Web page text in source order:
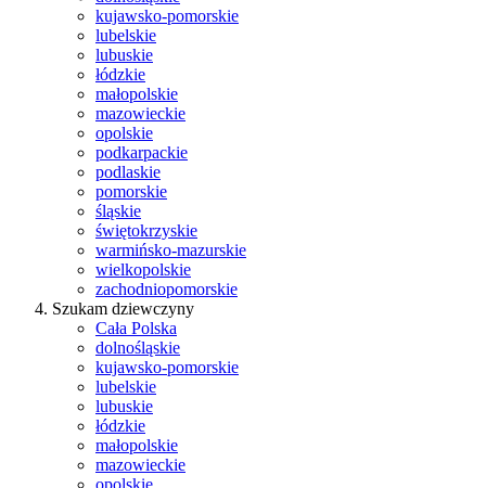
kujawsko-pomorskie
lubelskie
lubuskie
łódzkie
małopolskie
mazowieckie
opolskie
podkarpackie
podlaskie
pomorskie
śląskie
świętokrzyskie
warmińsko-mazurskie
wielkopolskie
zachodniopomorskie
Szukam dziewczyny
Cała Polska
dolnośląskie
kujawsko-pomorskie
lubelskie
lubuskie
łódzkie
małopolskie
mazowieckie
opolskie